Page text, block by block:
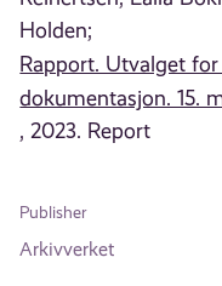
Holden;
Rapport. Utvalget
dokumentasjon. 15.
, 2023. Report
Publisher
Arkivverket